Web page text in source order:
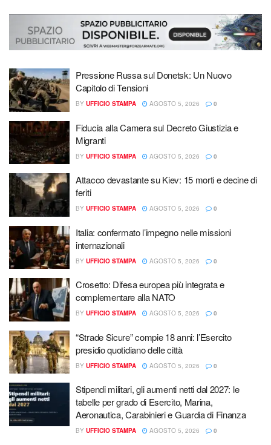
Pressione Russa sul Donetsk: Un Nuovo
Capitolo di Tensioni
BY UFFICIO STAMPA AGOSTO 5, 2026 0
Fiducia alla Camera sul Decreto Giustizia e
Migranti
BY UFFICIO STAMPA AGOSTO 5, 2026 0
Attacco devastante su Kiev: 15 morti e decine di
feriti
BY UFFICIO STAMPA AGOSTO 5, 2026 0
Italia: confermato l’impegno nelle missioni
internazionali
BY UFFICIO STAMPA AGOSTO 5, 2026 0
Crosetto: Difesa europea più integrata e
complementare alla NATO
BY UFFICIO STAMPA AGOSTO 5, 2026 0
“Strade Sicure” compie 18 anni: l’Esercito
presidio quotidiano delle città
BY UFFICIO STAMPA AGOSTO 5, 2026 0
Stipendi militari, gli aumenti netti dal 2027: le
tabelle per grado di Esercito, Marina,
Aeronautica, Carabinieri e Guardia di Finanza
BY UFFICIO STAMPA AGOSTO 5, 2026 0